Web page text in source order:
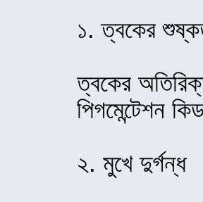
১. ত্বকের
ত্বকের
পিগমেন্টেশন
২. মুখে দুর্গন্ধ